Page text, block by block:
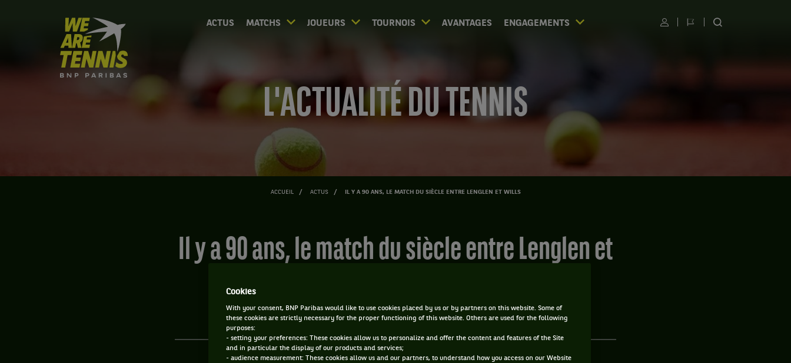
We
are
Tennis
by
BNP
ACTUS MATCHS JOUEURS TOURNOIS AVANTAGES ENGAGEMENTS UtilisateurChangerRECHERCHER
L'ACTUALITÉ DU TENNIS
ACCUEIL ACTUS IL Y A 90 ANS, LE MATCH DU SIÈCLE ENTRE LENGLEN ET WILLS
Il y a 90 ans, le match du siècle entre Lenglen et
22 SEPT. 2016, 00:00:00
Cookies
With your consent, BNP Paribas would like to use cookies placed by us or by partners on this website. Some of
these cookies are strictly necessary for the proper functioning of this website. Others are used for the following
purposes:
- setting your preferences: These cookies allow us to personalize and offer the content and features of the Site
and in particular the display of our products and services;
- audience measurement: These cookies allow us and our partners, to understand how you access on our Website